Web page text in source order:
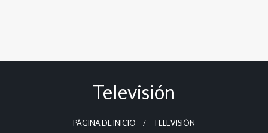
Televisión
PÁGINA DE INICIO TELEVISIÓN